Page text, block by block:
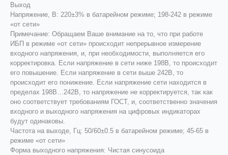
Выход
Напряжение, В: 220±3% в батарейном режиме; 198-242 в режиме
«от сети»
Примечание: Обращаем Ваше внимание на то, что при работе
ИБП в режиме «от сети» происходит непрерывное измерение
входного напряжения, и, при необходимости, выполняется его
корректировка. Если напряжение в сети ниже 198В, то происходит
его повышение. Если напряжение в сети выше 242В, то
происходит его понижение. Если напряжение сети находится в
пределах 198В…242В, то напряжение не корректируется, так как
оно соответствует требованиям ГОСТ, и, соответственно значения
входного и выходного напряжения на цифровых индикаторах
будут одинаковы.
Частота на выходе, Гц: 50/60±0.5 в батарейном режиме; 45-65 в
режиме «от сети»
Форма выходного напряжения: Чистая синусоида